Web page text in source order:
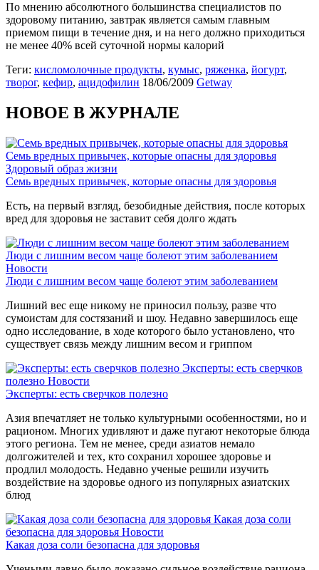
По мнению абсолютного большинства специалистов по
здоровому питанию, завтрак является самым главным
приемом пищи в течение дня, и на него должно приходиться
не менее 40% всей суточной нормы калорий
Теги: кисломолочные продукты, кумыс, ряженка, йогурт,
творог, кефир, ацидофилин 18/06/2009 Getway
НОВОЕ В ЖУРНАЛЕ
Семь вредных привычек, которые опасны для здоровья
Здоровый образ жизни
Семь вредных привычек, которые опасны для здоровья
Есть, на первый взгляд, безобидные действия, после которых
вред для здоровья не заставит себя долго ждать
Люди с лишним весом чаще болеют этим заболеванием
Новости
Люди с лишним весом чаще болеют этим заболеванием
Лишний вес еще никому не приносил пользу, разве что
сумоистам для состязаний и шоу. Недавно завершилось еще
одно исследование, в ходе которого было установлено, что
существует связь между лишним весом и гриппом
Эксперты: есть сверчков
полезно Новости
Эксперты: есть сверчков полезно
Азия впечатляет не только культурными особенностями, но и
рационом. Многих удивляют и даже пугают некоторые блюда
этого региона. Тем не менее, среди азиатов немало
долгожителей и тех, кто сохранил хорошее здоровье и
продлил молодость. Недавно ученые решили изучить
воздействие на здоровье одного из популярных азиатских
блюд
Какая доза соли
безопасна для здоровья Новости
Какая доза соли безопасна для здоровья